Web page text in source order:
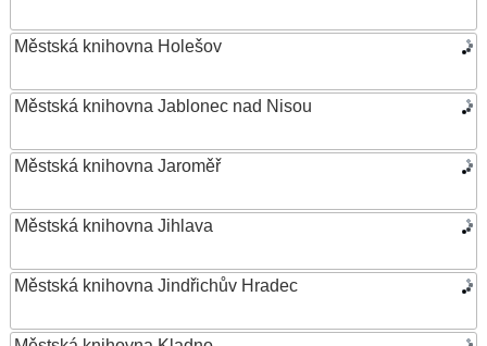
Městská knihovna Holešov
Městská knihovna Jablonec nad Nisou
Městská knihovna Jaroměř
Městská knihovna Jihlava
Městská knihovna Jindřichův Hradec